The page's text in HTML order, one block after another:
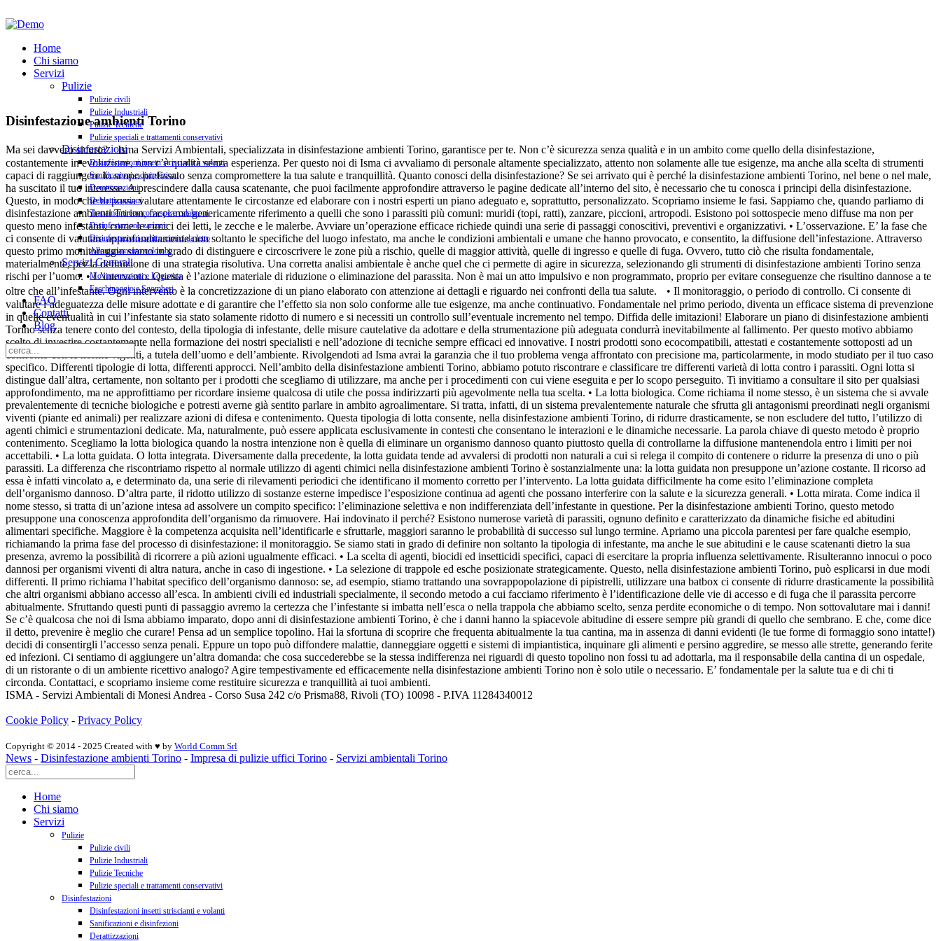
Home
Chi siamo
Servizi
Pulizie
Pulizie civili
Pulizie Industriali
Pulizie Tecniche
Pulizie speciali e trattamenti conservativi
Disinfestazioni
Disinfestazioni insetti striscianti e volanti
Sanificazioni e disinfezioni
Derattizzazioni
Deblattizzazioni
Trattamenti contro vespe e calabroni
Disinfestazione zanzare
Disinfestazioni contro cimici da letto
Allontanamento colombi
Servizi Generali
Movimentazioni e Logistica
Facchinaggio e Sgomberi
FAQ
Contatti
Blog
Disinfestazione ambienti Torino
Ma sei davvero sicuro? Isma Servizi Ambientali, specializzata in disinfestazione ambienti Torino, garantisce per te. Non c’è sicurezza senza qualità e in un ambito come quello della disinfestazione,
costantemente in evoluzione, non c’è qualità senza esperienza. Per questo noi di Isma ci avvaliamo di personale altamente specializzato, attento non solamente alle tue esigenze, ma anche alla scelta di strumenti
capaci di raggiungere lo scopo prefissato senza compromettere la tua salute e tranquillità. Quanto conosci della disinfestazione? Se sei arrivato qui è perché la disinfestazione ambienti Torino, nel bene o nel male,
ha suscitato il tuo interesse. A prescindere dalla causa scatenante, che puoi facilmente approfondire attraverso le pagine dedicate all’interno del sito, è necessario che tu conosca i principi della disinfestazione.
Questo, in modo che tu possa valutare attentamente le circostanze ed elaborare con i nostri esperti un piano adeguato e, soprattutto, personalizzato. Scopriamo insieme le fasi. Sappiamo che, quando parliamo di
disinfestazione ambienti Torino, facciamo genericamente riferimento a quelli che sono i parassiti più comuni: muridi (topi, ratti), zanzare, piccioni, artropodi. Esistono poi sottospecie meno diffuse ma non per
questo meno infestanti, come le cimici dei letti, le zecche e le malerbe. Avviare un’operazione efficace richiede quindi una serie di passaggi conoscitivi, preventivi e organizzativi. • L’osservazione. E’ la fase che
ci consente di valutare approfonditamente non soltanto le specifiche del luogo infestato, ma anche le condizioni ambientali e umane che hanno provocato, e consentito, la diffusione dell’infestazione. Attraverso
questo primo monitoraggio siamo in grado di distinguere e circoscrivere le zone più a rischio, quelle di maggior attività, quelle di ingresso e quelle di fuga. Ovvero, tutto ciò che risulta fondamentale,
materialmente, per la definizione di una strategia risolutiva. Una corretta analisi ambientale è anche quel che ci permette di agire in sicurezza, selezionando gli strumenti di disinfestazione ambienti Torino senza
rischi per l’uomo. • L’intervento. Questa è l’azione materiale di riduzione o eliminazione del parassita. Non è mai un atto impulsivo e non programmato, proprio per evitare conseguenze che risultino dannose a te
oltre che all’infestante. Ogni intervento è la concretizzazione di un piano elaborato con attenzione ai dettagli e riguardo nei confronti della tua salute. • Il monitoraggio, o periodo di controllo. Ci consente di
valutare l’adeguatezza delle misure adottate e di garantire che l’effetto sia non solo conforme alle tue esigenze, ma anche continuativo. Fondamentale nel primo periodo, diventa un efficace sistema di prevenzione
in quelle eventualità in cui l’infestante sia stato solamente ridotto di numero e si necessiti un controllo sull’eventuale incremento nel tempo. Diffida delle imitazioni! Elaborare un piano di disinfestazione ambienti
Torino senza tenere conto del contesto, della tipologia di infestante, delle misure cautelative da adottare e della strumentazione più adeguata condurrà inevitabilmente al fallimento. Per questo motivo abbiamo
scelto di investire costantemente nella formazione dei nostri specialisti e nell’adozione di tecniche sempre efficaci ed innovative. I nostri prodotti sono ecocompatibili, attestati e costantemente sottoposti ad un
confronto con le norme vigenti, a tutela dell’uomo e dell’ambiente. Rivolgendoti ad Isma avrai la garanzia che il tuo problema venga affrontato con precisione ma, particolarmente, in modo studiato per il tuo caso
specifico. Differenti tipologie di lotta, differenti approcci. Nell’ambito della disinfestazione ambienti Torino, abbiamo potuto riscontrare e classificare tre differenti varietà di lotta contro i parassiti. Ogni lotta si
distingue dall’altra, certamente, non soltanto per i prodotti che scegliamo di utilizzare, ma anche per i procedimenti con cui viene eseguita e per lo scopo perseguito. Ti invitiamo a consultare il sito per qualsiasi
approfondimento, ma ne approfittiamo per ricordare insieme qualcosa di utile che possa indirizzarti più agevolmente nella tua scelta. • La lotta biologica. Come richiama il nome stesso, è un sistema che si avvale
prevalentemente di tecniche biologiche e potresti averne già sentito parlare in ambito agroalimentare. Si tratta, infatti, di un sistema prevalentemente naturale che sfrutta gli antagonismi preordinati negli organismi
viventi (piante ed animali) per realizzare azioni di difesa e contenimento. Questa tipologia di lotta consente, nella disinfestazione ambienti Torino, di ridurre drasticamente, se non escludere del tutto, l’utilizzo di
agenti chimici e strumentazioni dedicate. Ma, naturalmente, può essere applicata esclusivamente in contesti che consentano le interazioni e le dinamiche necessarie. La parola chiave di questo metodo è proprio
contenimento. Scegliamo la lotta biologica quando la nostra intenzione non è quella di eliminare un organismo dannoso quanto piuttosto quella di controllarne la diffusione mantenendola entro i limiti per noi
accettabili. • La lotta guidata. O lotta integrata. Diversamente dalla precedente, la lotta guidata tende ad avvalersi di prodotti non naturali a cui si relega il compito di contenere o ridurre la presenza di uno o più
parassiti. La differenza che riscontriamo rispetto al normale utilizzo di agenti chimici nella disinfestazione ambienti Torino è sostanzialmente una: la lotta guidata non presuppone un’azione costante. Il ricorso ad
essa è infatti vincolato a, e determinato da, una serie di rilevamenti periodici che identificano il momento corretto per l’intervento. La lotta guidata difficilmente ha come esito l’eliminazione completa
dell’organismo dannoso. D’altra parte, il ridotto utilizzo di sostanze esterne impedisce l’esposizione continua ad agenti che possano interferire con la salute e la sicurezza generali. • Lotta mirata. Come indica il
nome stesso, si tratta di un’azione intesa ad assolvere un compito specifico: l’eliminazione selettiva e non indifferenziata dell’infestante in questione. Per la disinfestazione ambienti Torino, questo metodo
presuppone una conoscenza approfondita dell’organismo da rimuovere. Hai indovinato il perché? Esistono numerose varietà di parassiti, ognuno definito e caratterizzato da dinamiche fisiche ed abitudini
alimentari specifiche. Maggiore è la competenza acquisita nell’identificarle e sfruttarle, maggiori saranno le probabilità di successo sul lungo termine. Apriamo una piccola parentesi per fare qualche esempio,
richiamando la prima fase del processo di disinfestazione: il monitoraggio. Se siamo stati in grado di definire non soltanto la tipologia di infestante, ma anche le sue abitudini e le cause scatenanti dietro la sua
presenza, avremo la possibilità di ricorrere a più azioni ugualmente efficaci. • La scelta di agenti, biocidi ed insetticidi specifici, capaci di esercitare la propria influenza selettivamente. Risulteranno innocui o poco
dannosi per organismi viventi di altra natura, anche in caso di ingestione. • La selezione di trappole ed esche posizionate strategicamente. Questo, nella disinfestazione ambienti Torino, può esplicarsi in due modi
differenti. Il primo richiama l’habitat specifico dell’organismo dannoso: se, ad esempio, stiamo trattando una sovrappopolazione di pipistrelli, utilizzare una batbox ci consente di ridurre drasticamente la possibilità
che altri organismi abbiano accesso all’esca. In ambienti civili ed industriali specialmente, il secondo metodo a cui facciamo riferimento è l’identificazione delle vie di accesso e di fuga che il parassita percorre
abitualmente. Sfruttando questi punti di passaggio avremo la certezza che l’infestante si imbatta nell’esca o nella trappola che abbiamo scelto, senza perdite economiche o di tempo. Non sottovalutare mai i danni!
Se c’è qualcosa che noi di Isma abbiamo imparato, dopo anni di disinfestazione ambienti Torino, è che i danni hanno la spiacevole abitudine di essere sempre più grandi di quello che sembrano. E che, come dice
il detto, prevenire è meglio che curare! Pensa ad un semplice topolino. Hai la sfortuna di scoprire che frequenta abitualmente la tua cantina, ma in assenza di danni evidenti (le tue forme di formaggio sono intatte!)
decidi di consentirgli l’accesso senza penali. Eppure un topo può diffondere malattie, danneggiare oggetti e sistemi di impiantistica, inquinare gli alimenti e persino aggredire, se messo alle strette, generando ferite
ed infezioni. Ci sentiamo di aggiungere un’altra domanda: che cosa succederebbe se la stessa indifferenza nei riguardi di questo topolino non fossi tu ad adottarla, ma il responsabile della cantina di un ospedale,
di un ristorante o di un ambiente ricettivo analogo? Agire tempestivamente ed efficacemente nella disinfestazione ambienti Torino non è solo utile o necessario. E’ fondamentale per la salute tua e di chi ti
circonda. Contattaci, e scopriamo insieme come restituire sicurezza e tranquillità ai tuoi ambienti.
ISMA - Servizi Ambientali di Monesi Andrea - Corso Susa 242 c/o Prisma88, Rivoli (TO) 10098 - P.IVA 11284340012
Cookie Policy - Privacy Policy
Copyright © 2014 - 2025 Created with ♥ by World Comm Srl
News - Disinfestazione ambienti Torino - Impresa di pulizie uffici Torino - Servizi ambientali Torino
Home
Chi siamo
Servizi
Pulizie
Pulizie civili
Pulizie Industriali
Pulizie Tecniche
Pulizie speciali e trattamenti conservativi
Disinfestazioni
Disinfestazioni insetti striscianti e volanti
Sanificazioni e disinfezioni
Derattizzazioni